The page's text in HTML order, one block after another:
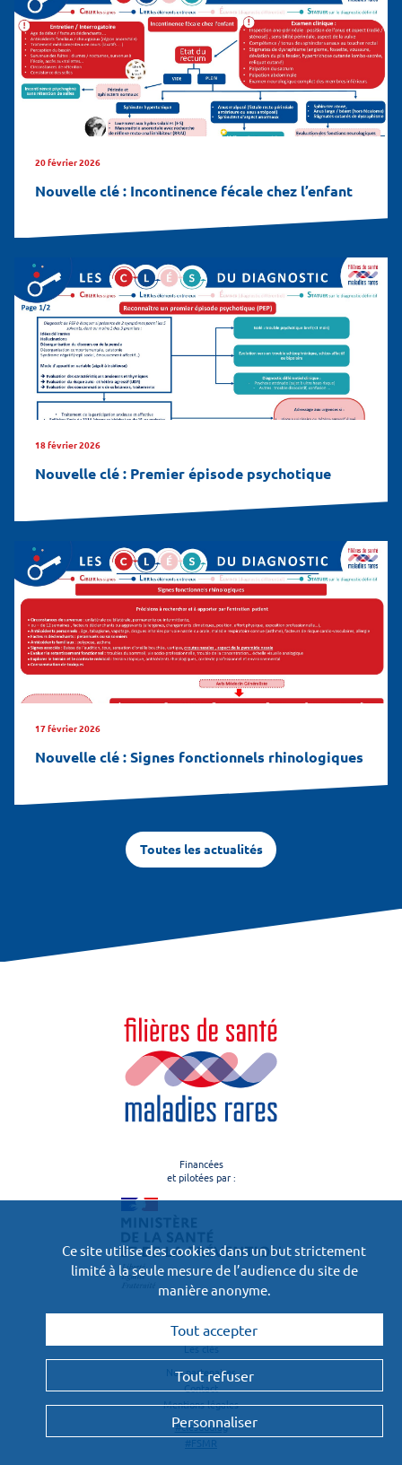
20 février 2026
Nouvelle clé : Incontinence fécale chez l’enfant
18 février 2026
Nouvelle clé : Premier épisode psychotique
17 février 2026
Nouvelle clé : Signes fonctionnels rhinologiques
Toutes les actualités
Financées
et pilotées par :
Le projet
Les contributeurs
Les clés
Nos partenaires
Contact
Mentions légales
#clesdudiag
#FSMR
Ce site utilise des cookies dans un but strictement
limité à la seule mesure de l’audience du site de
manière anonyme.
Tout accepter
Tout refuser
Personnaliser